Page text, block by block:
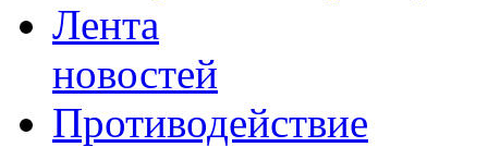
Лента
новостей
Противодействие